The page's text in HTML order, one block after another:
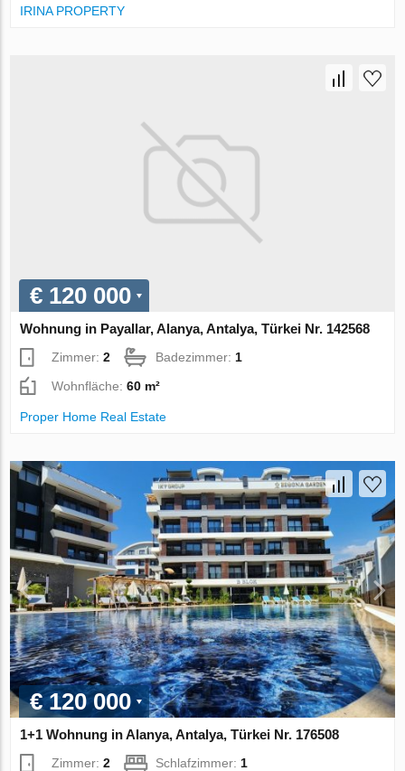
IRINA PROPERTY
€ 120 000
Wohnung in Payallar, Alanya, Antalya, Türkei Nr. 142568
Zimmer:2 Badezimmer: 1
Wohnfläche:60 m²
Proper Home Real Estate
€ 120 000
1+1 Wohnung in Alanya, Antalya, Türkei Nr. 176508
Zimmer:2 Schlafzimmer: 1